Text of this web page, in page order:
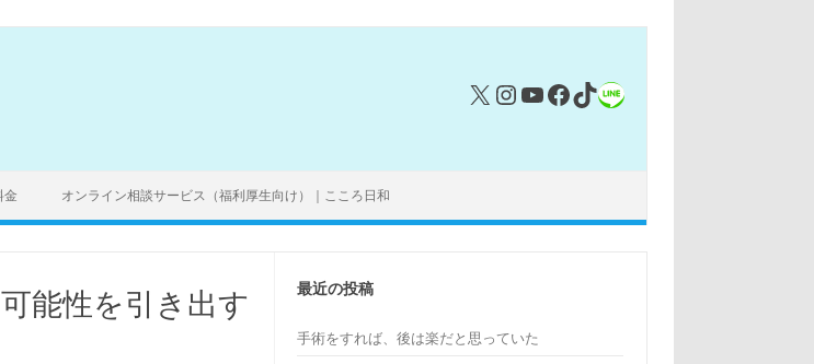
X Instagram
YouTube
Facebook
TikTok
リンク
金 オンライン相談サービス（福利厚生向け）｜こころ日和
能性を引き出す
最近の投稿
手術をすれば、後は楽だと思っていた